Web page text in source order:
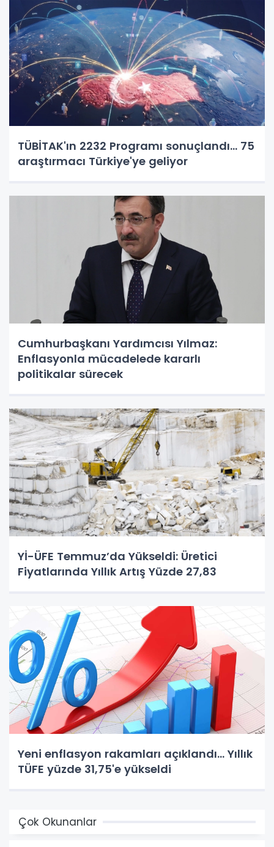
TÜBİTAK'ın 2232 Programı sonuçlandı... 75
araştırmacı Türkiye'ye geliyor
Cumhurbaşkanı Yardımcısı Yılmaz:
Enflasyonla mücadelede kararlı
politikalar sürecek
Yİ-ÜFE Temmuz’da Yükseldi: Üretici
Fiyatlarında Yıllık Artış Yüzde 27,83
Yeni enflasyon rakamları açıklandı... Yıllık
TÜFE yüzde 31,75'e yükseldi
Çok Okunanlar